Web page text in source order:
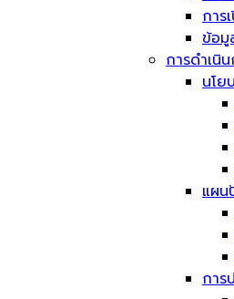
การ
ข้อมู
การดำเนิ
นโย
แผน
การ